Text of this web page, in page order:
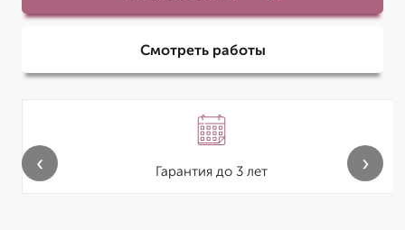
Смотреть работы
Гарантия до 3 лет
‹ ›